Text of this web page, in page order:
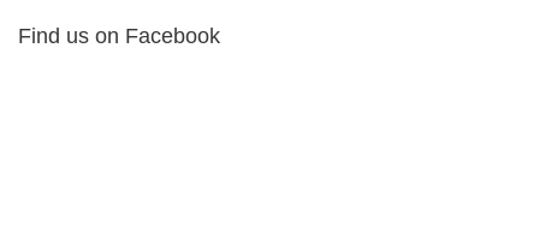
Find us on Facebook